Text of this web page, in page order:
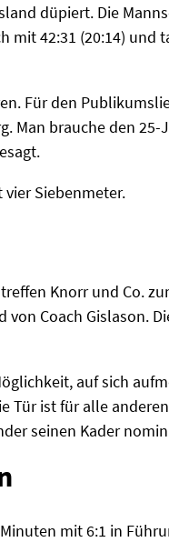
düpiert. Die
mit 42:31 (20:14) und
Für den
Man brauche den
Siebenmeter.
Knorr und Co.
Coach Gislason.
auf sich
Tür ist für alle
seinen Kader
mit 6:1 in